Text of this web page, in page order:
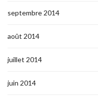
septembre 2014
août 2014
juillet 2014
juin 2014